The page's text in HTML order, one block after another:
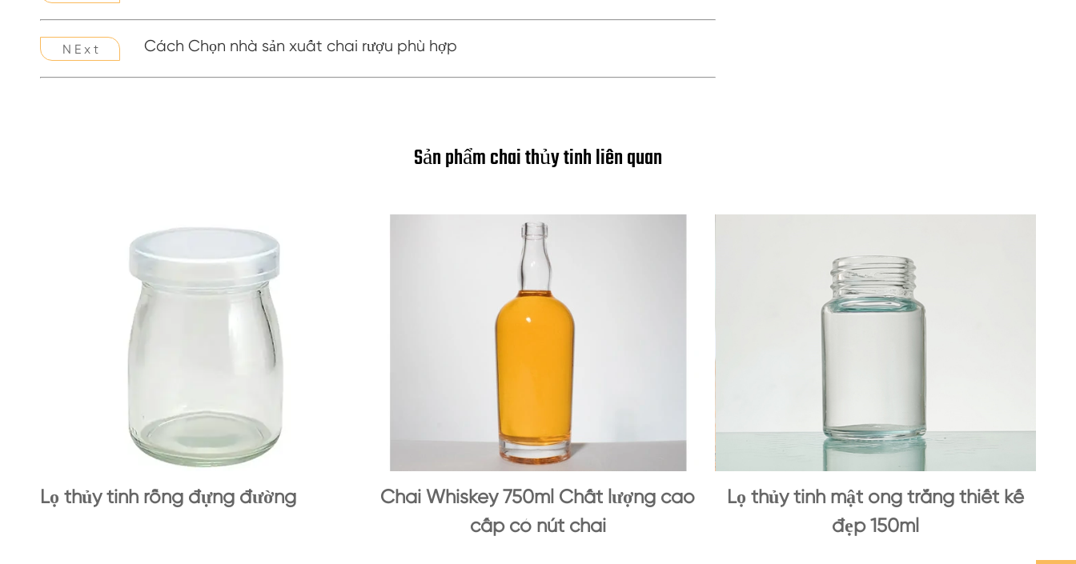
N E x t Cách Chọn nhà sản xuất chai rượu phù hợp
Sản phẩm chai thủy tinh liên quan
Lọ thủy tinh rỗng đựng đường
Chai Whiskey 750ml Chất lượng cao
cấp có nút chai
Lọ thủy tinh mật ong trắng thiết kế
đẹp 150ml